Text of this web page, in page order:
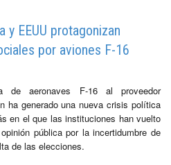
y EEUU protagonizan
por aviones F-16
de aeronaves F-16 al proveedor
ha generado una nueva crisis política
en el que las instituciones han vuelto
pública por la incertidumbre de
de las elecciones.